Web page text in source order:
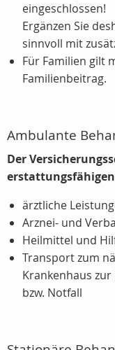
eingeschlossen!
Ergänzen Sie
sinnvoll mit
Für Familien gilt
Familienbeitrag.
Ambulante
Der
ärztliche
Arznei- und
Heilmittel und
Transport zum
Krankenhaus
bzw. Notfall